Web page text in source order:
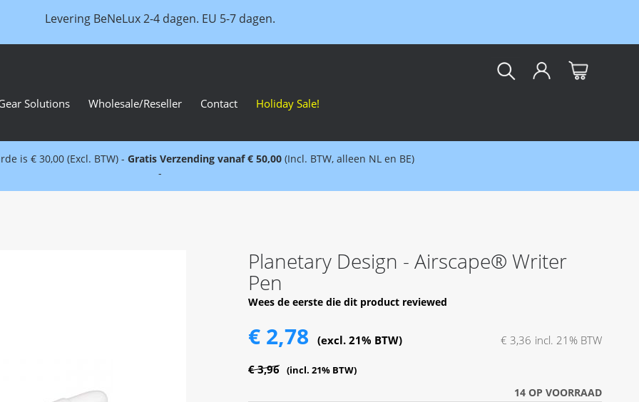
Levering BeNeLux 2-4 dagen. EU 5-7 dagen.
Solutions Wholesale/Reseller Contact Holiday Sale!
is € 30,00 (Excl. BTW) - Gratis Verzending vanaf € 50,00 (Incl. BTW, alleen NL en BE)
-
Planetary Design - Airscape® Writer
Pen
Wees de eerste die dit product reviewed
€ 2,78 € 3,36
€ 3,96
14 OP VOORRAAD